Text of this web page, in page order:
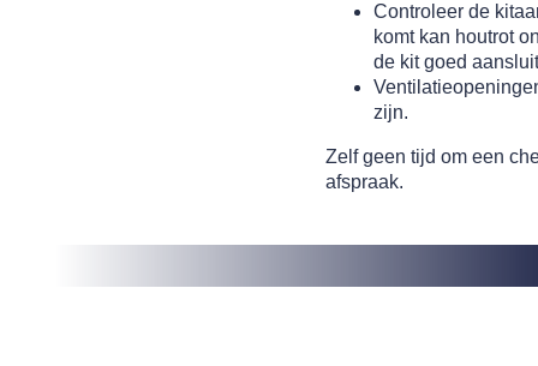
Controleer de
komt kan houtrot
de kit goed
zijn.
Zelf geen tijd om een
afspraak.